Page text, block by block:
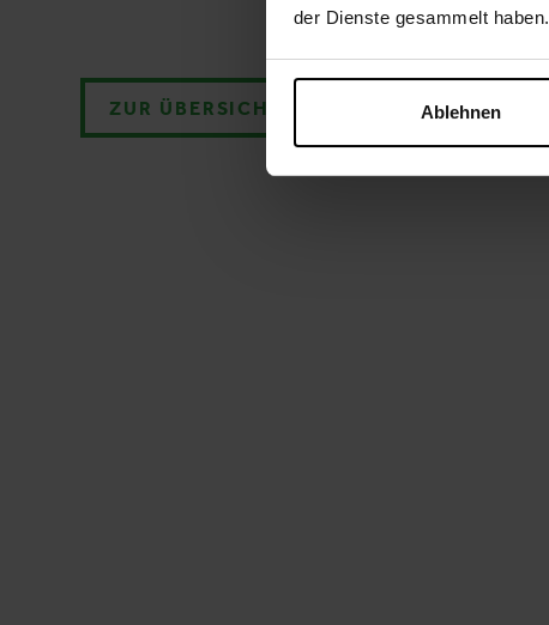
der Dienste gesammelt haben.
Ablehnen
ZUR ÜBERSICHT